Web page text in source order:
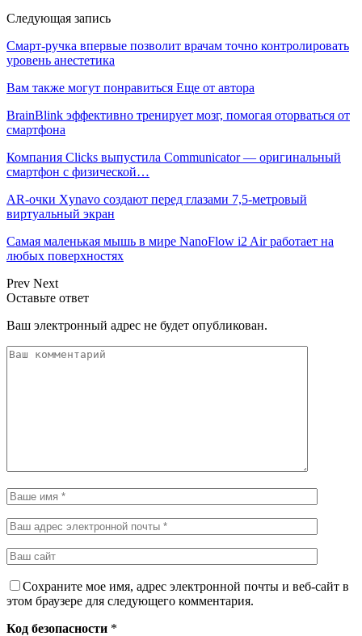
Следующая запись
Смарт-ручка впервые позволит врачам точно контролировать
уровень анестетика
Вам также могут понравиться Еще от автора
BrainBlink эффективно тренирует мозг, помогая оторваться от
смартфона
Компания Clicks выпустила Communicator — оригинальный
смартфон с физической…
AR-очки Xynavo создают перед глазами 7,5-метровый
виртуальный экран
Самая маленькая мышь в мире NanoFlow i2 Air работает на
любых поверхностях
Prev Next
Оставьте ответ
Ваш электронный адрес не будет опубликован.
Сохраните мое имя, адрес электронной почты и веб-сайт в
этом браузере для следующего комментария.
Код безопасности *